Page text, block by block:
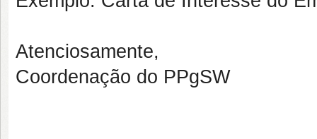
Atenciosamente,
Coordenação do PPgSW